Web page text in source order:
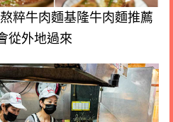
粹牛肉麵基隆牛肉麵推薦
從外地過來